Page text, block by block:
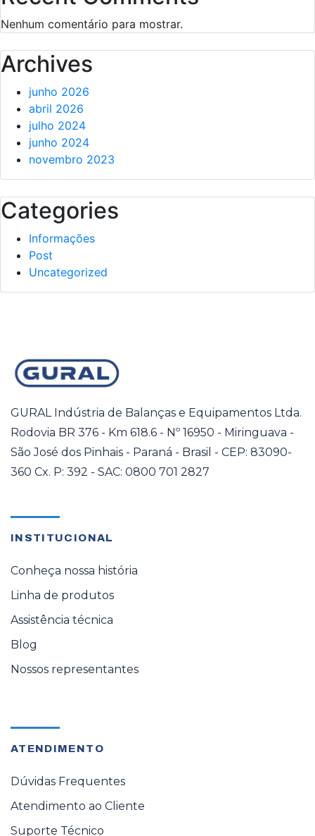
Nenhum comentário para mostrar.
Archives
junho 2026
abril 2026
julho 2024
junho 2024
novembro 2023
Categories
Informações
Post
Uncategorized
GURAL Indústria de Balanças e Equipamentos Ltda.
Rodovia BR 376 - Km 618.6 - Nº 16950 - Miringuava -
São José dos Pinhais - Paraná - Brasil - CEP: 83090-
360 Cx. P: 392 - SAC: 0800 701 2827
INSTITUCIONAL
Conheça nossa história
Linha de produtos
Assistência técnica
Blog
Nossos representantes
ATENDIMENTO
Dúvidas Frequentes
Atendimento ao Cliente
Suporte Técnico